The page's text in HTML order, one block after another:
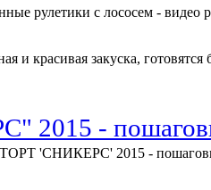
и красивая закуска, готовятся
2015 -